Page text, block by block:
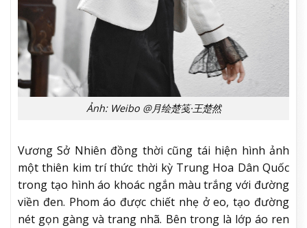
Ảnh: Weibo @月绘楚笺·王楚然
Vương Sở Nhiên đồng thời cũng tái hiện hình ảnh
một thiên kim trí thức thời kỳ Trung Hoa Dân Quốc
trong tạo hình áo khoác ngắn màu trắng với đường
viền đen. Phom áo được chiết nhẹ ở eo, tạo đường
nét gọn gàng và trang nhã. Bên trong là lớp áo ren